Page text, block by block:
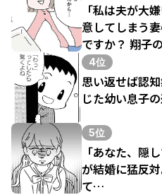
「私は夫が大
意してしまう
ですか？ 翔子
4位
思い返せば認
じた幼い息子
5位
「あなた、隠
が結婚に猛反
て…